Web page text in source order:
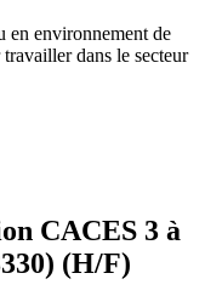
en environnement de
dans le secteur
CACES 3 à
(H/F)